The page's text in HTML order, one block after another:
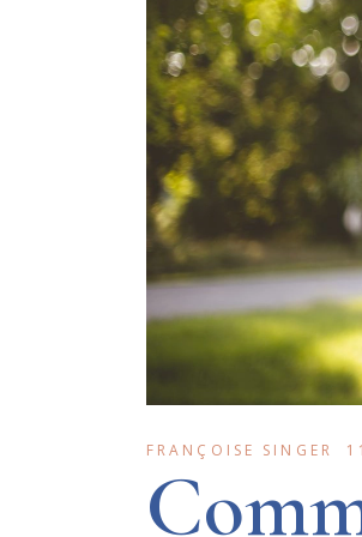
FRANÇOISE SINGER